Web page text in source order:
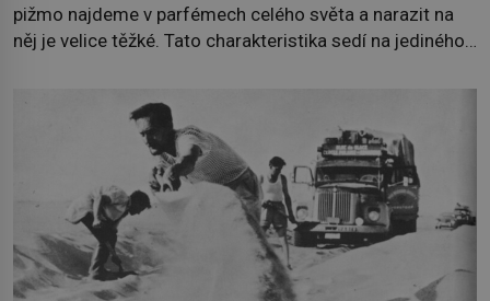
pižmo najdeme v parfémech celého světa a narazit na
něj je velice těžké. Tato charakteristika sedí na jediného
1778), jenže v Asii o něm ví už celá staletí. Zvíře
připomíná jelena, v kohoutku dosahuje […]